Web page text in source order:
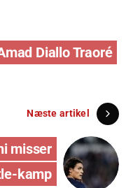
Diallo Traoré
Næste artikel
misser
kamp